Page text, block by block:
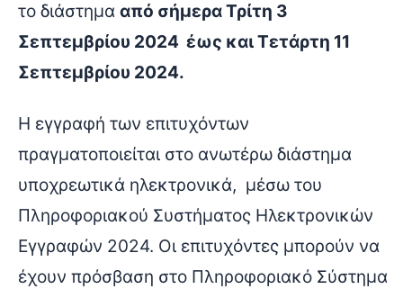
το διάστημα από σήμερα Τρίτη 3
Σεπτεμβρίου 2024 έως και Τετάρτη 11
Σεπτεμβρίου 2024.
Η εγγραφή των επιτυχόντων
πραγματοποιείται στο ανωτέρω διάστημα
υποχρεωτικά ηλεκτρονικά, μέσω του
Πληροφοριακού Συστήματος Ηλεκτρονικών
Εγγραφών 2024. Οι επιτυχόντες μπορούν να
έχουν πρόσβαση στο Πληροφοριακό Σύστημα